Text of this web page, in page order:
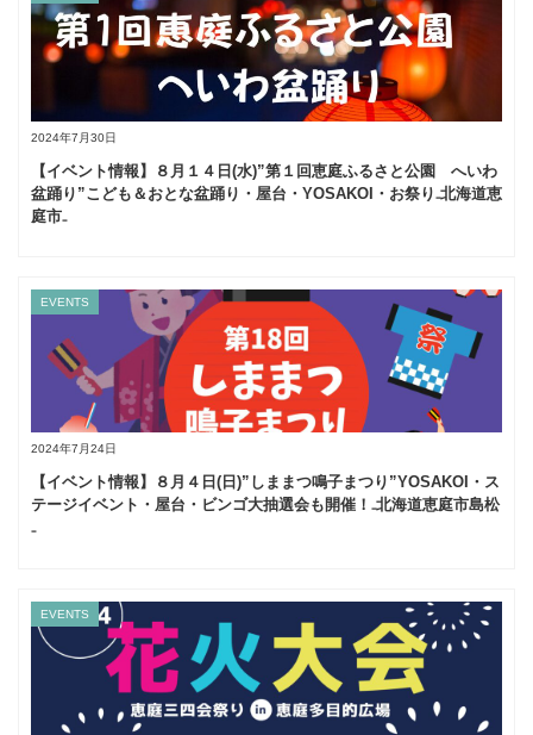
2024年7月30日
【イベント情報】８月１４日(水)”第１回恵庭ふるさと公園 へいわ
盆踊り”こども＆おとな盆踊り・屋台・YOSAKOI・お祭り₋北海道恵
庭市₋
2024年7月24日
EVENTS
【イベント情報】８月４日(日)”しままつ鳴子まつり”YOSAKOI・ス
テージイベント・屋台・ビンゴ大抽選会も開催！₋北海道恵庭市島松
₋
EVENTS